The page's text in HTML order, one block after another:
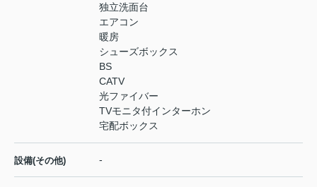
独立洗面台
エアコン
暖房
シューズボックス
BS
CATV
光ファイバー
TVモニタ付インターホン
宅配ボックス
設備(その他) -